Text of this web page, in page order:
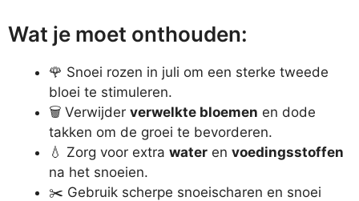
Wat je moet onthouden:
🌹 Snoei rozen in juli om een sterke tweede
bloei te stimuleren.
🗑️ Verwijder verwelkte bloemen en dode
takken om de groei te bevorderen.
💧 Zorg voor extra water en voedingsstoffen
na het snoeien.
✂️ Gebruik scherpe snoeischaren en snoei